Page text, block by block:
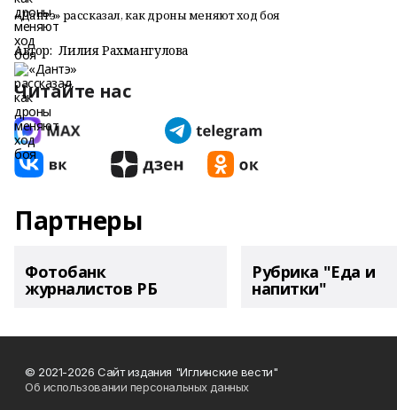
«Дантэ» рассказал, как дроны меняют ход боя
Автор: Лилия Рахмангулова
Читайте нас
Партнеры
Фотобанк
журналистов РБ
Рубрика "Еда и
напитки"
© 2021-2026 Сайт издания "Иглинские вести"
Об использовании персональных данных